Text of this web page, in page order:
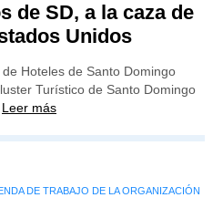
de SD, a la caza de
Unidos
de Hoteles de Santo Domingo
Turístico de Santo Domingo
Leer más
DE TRABAJO DE LA ORGANIZACIÓN